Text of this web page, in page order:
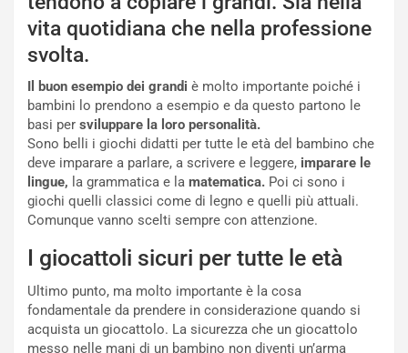
vita quotidiana che nella professione
svolta.
Il buon esempio dei grandi è molto importante poiché i
bambini lo prendono a esempio e da questo partono le
basi per sviluppare la loro personalità.
Sono belli i giochi didatti per tutte le età del bambino che
deve imparare a parlare, a scrivere e leggere, imparare le
lingue, la grammatica e la matematica. Poi ci sono i
giochi quelli classici come di legno e quelli più attuali.
Comunque vanno scelti sempre con attenzione.
I giocattoli sicuri per tutte le età
Ultimo punto, ma molto importante è la cosa
fondamentale da prendere in considerazione quando si
acquista un giocattolo. La sicurezza che un giocattolo
messo nelle mani di un bambino non diventi un’arma